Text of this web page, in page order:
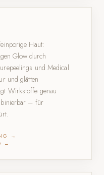
Haut:
Glow durch
und Medical
und glätten
Wirkstoffe genau
– für
→
→